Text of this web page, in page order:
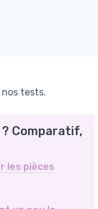
tests.
Comparatif,
les pièces